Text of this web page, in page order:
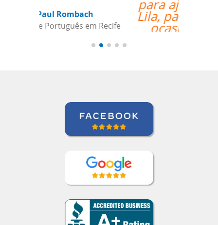
para ajudai ainda mais
Lila, para aquelas raras
ocasiões em que a
tradução pode
beneficiar a aquisição
Curso de Inglês em Orlando